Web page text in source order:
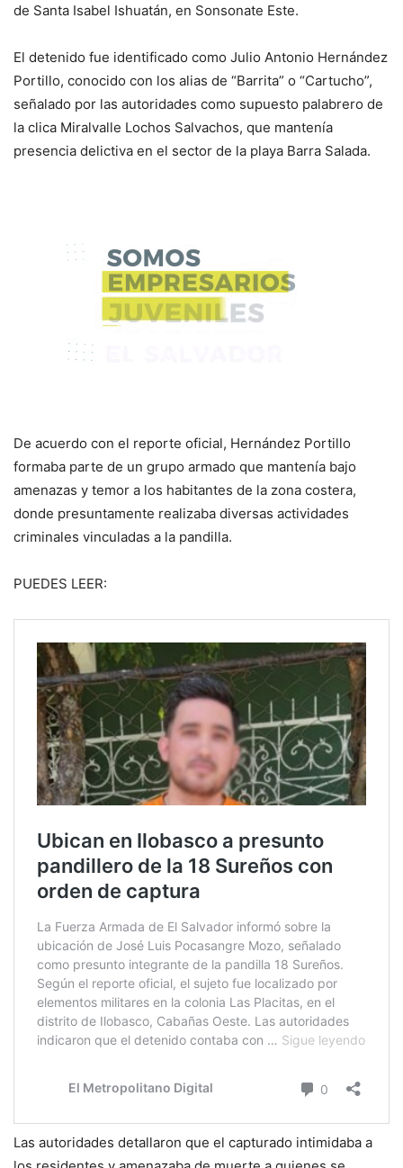
de Santa Isabel Ishuatán, en Sonsonate Este.
El detenido fue identificado como Julio Antonio Hernández
Portillo, conocido con los alias de “Barrita” o “Cartucho”,
señalado por las autoridades como supuesto palabrero de
la clica Miralvalle Lochos Salvachos, que mantenía
presencia delictiva en el sector de la playa Barra Salada.
De acuerdo con el reporte oficial, Hernández Portillo
formaba parte de un grupo armado que mantenía bajo
amenazas y temor a los habitantes de la zona costera,
donde presuntamente realizaba diversas actividades
criminales vinculadas a la pandilla.
PUEDES LEER:
Las autoridades detallaron que el capturado intimidaba a